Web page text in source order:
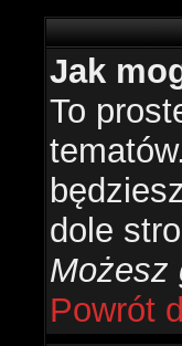
Jak
To
dole
Możesz
Powrót